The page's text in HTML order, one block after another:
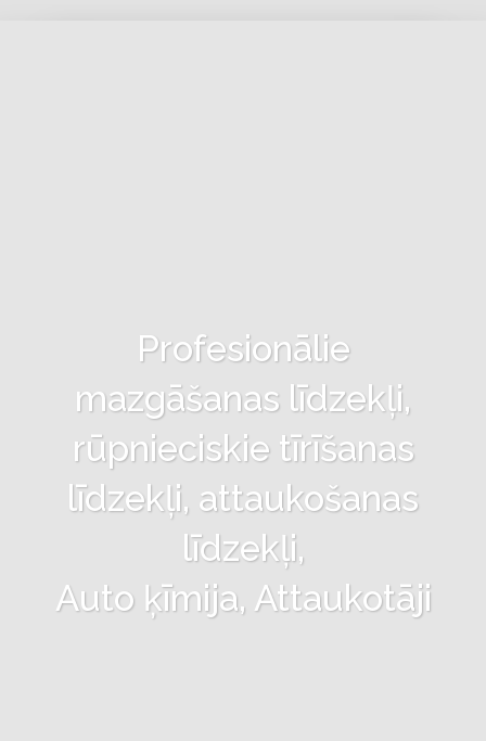
Profesionālie
mazgāšanas līdzekļi,
rūpnieciskie tīrīšanas
līdzekļi, attaukošanas
līdzekļi,
Auto ķīmija, Attaukotāji